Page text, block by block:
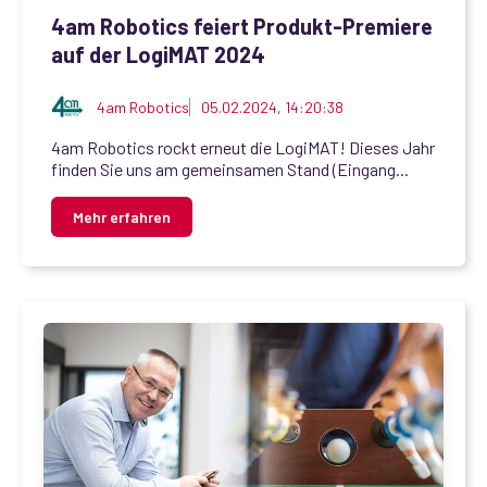
4am Robotics feiert Produkt-Premiere
auf der LogiMAT 2024
4am Robotics 05.02.2024, 14:20:38
4am Robotics rockt erneut die LogiMAT! Dieses Jahr
finden Sie uns am gemeinsamen Stand (Eingang...
Mehr erfahren